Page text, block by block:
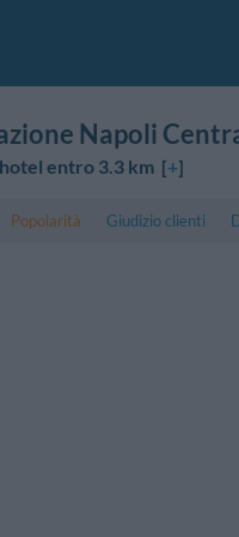
Napoli
entro 3.3 km [+]
Popolarità Giudizio clienti